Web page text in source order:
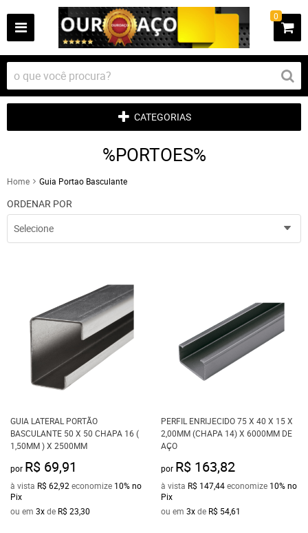
0
CATEGORIAS
%PORTOES%
Home Guia Portao Basculante
ORDENAR POR
Selecione
GUIA LATERAL PORTÃO
BASCULANTE 50 X 50 CHAPA 16 (
1,50MM ) X 2500MM
por R$ 69,91
à vista R$ 62,92 economize 10%no
Pix
ou em 3xde R$ 23,30
PERFIL ENRIJECIDO 75 X 40 X 15 X
2,00MM (CHAPA 14) X 6000MM DE
AÇO
por R$ 163,82
à vista R$ 147,44economize 10%no
Pix
ou em 3xde R$ 54,61